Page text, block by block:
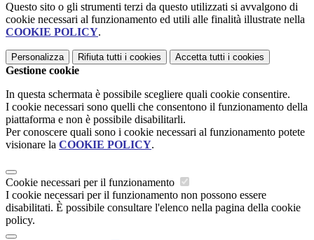
Questo sito o gli strumenti terzi da questo utilizzati si avvalgono di
cookie necessari al funzionamento ed utili alle finalità illustrate nella
COOKIE POLICY.
Personalizza Rifiuta tutti i cookies Accetta tutti i cookies
Gestione cookie
In questa schermata è possibile scegliere quali cookie consentire.
I cookie necessari sono quelli che consentono il funzionamento della
piattaforma e non è possibile disabilitarli.
Per conoscere quali sono i cookie necessari al funzionamento potete
visionare la COOKIE POLICY.
Cookie necessari per il funzionamento
I cookie necessari per il funzionamento non possono essere
disabilitati. È possibile consultare l'elenco nella pagina della cookie
policy.